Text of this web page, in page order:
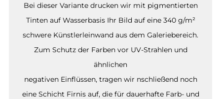
Bei dieser Variante drucken wir mit pigmentierten
Tinten auf Wasserbasis Ihr Bild auf eine 340 g/m²
schwere Künstlerleinwand aus dem Galeriebereich.
Zum Schutz der Farben vor UV-Strahlen und
ähnlichen
negativen Einflüssen, tragen wir nschließend noch
eine Schicht Firnis auf, die für dauerhafte Farb- und